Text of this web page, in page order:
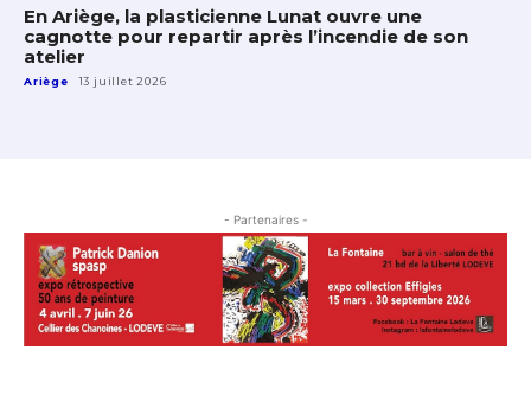
En Ariège, la plasticienne Lunat ouvre une
cagnotte pour repartir après l’incendie de son
atelier
Ariège 13 juillet 2026
- Partenaires -